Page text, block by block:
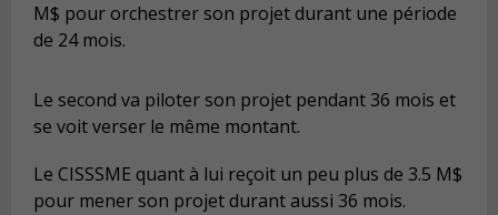
M$ pour orchestrer son projet durant une période
de 24 mois.
Le second va piloter son projet pendant 36 mois et
se voit verser le même montant.
Le CISSSME quant à lui reçoit un peu plus de 3.5 M$
pour mener son projet durant aussi 36 mois.